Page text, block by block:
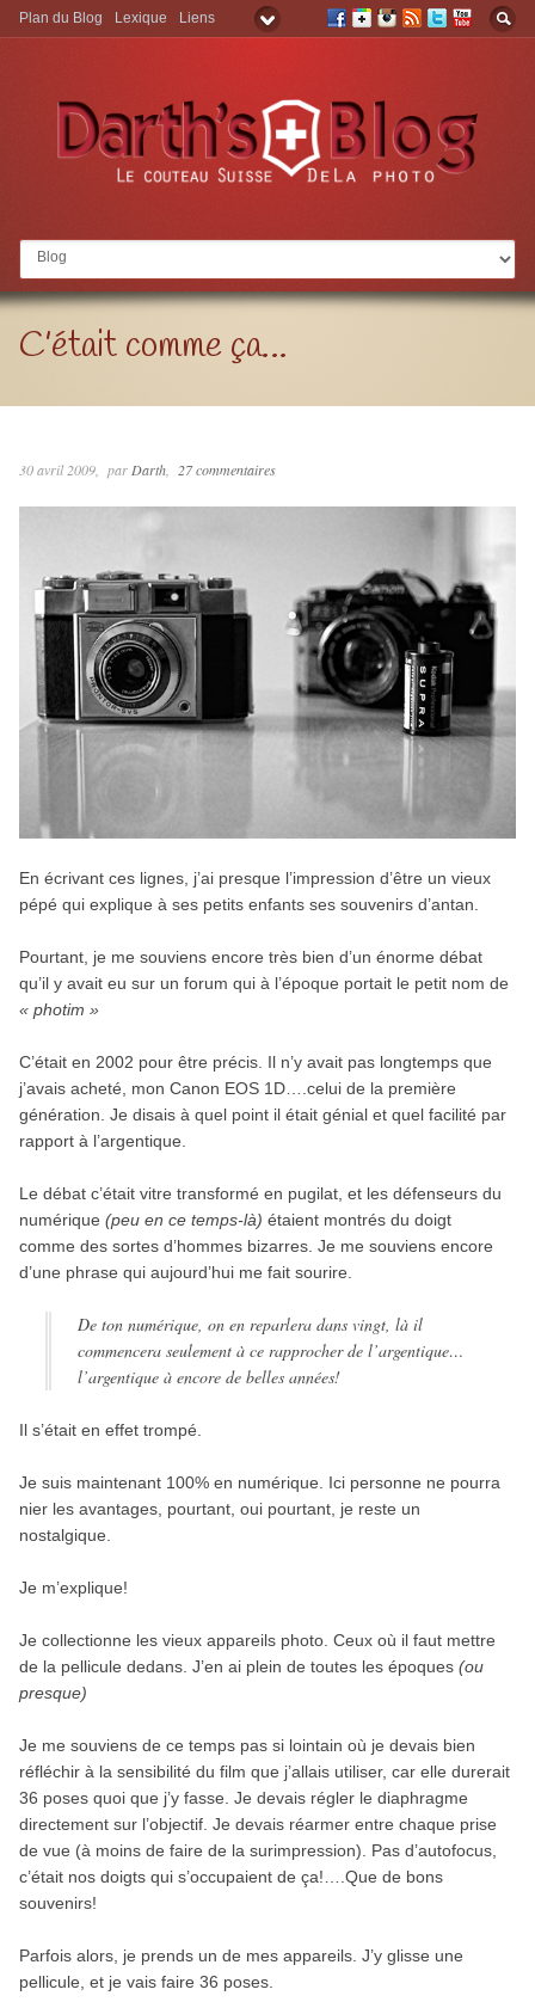
Aller à:
Plan du Blog Lexique Liens
C’était comme ça…
30 avril 2009 parDarth 27 commentaires
En écrivant ces lignes, j’ai presque l’impression d’être un vieux
pépé qui explique à ses petits enfants ses souvenirs d’antan.
Pourtant, je me souviens encore très bien d’un énorme débat
qu’il y avait eu sur un forum qui à l’époque portait le petit nom de
« photim »
C’était en 2002 pour être précis. Il n’y avait pas longtemps que
j’avais acheté, mon Canon EOS 1D….celui de la première
génération. Je disais à quel point il était génial et quel facilité par
rapport à l’argentique.
Le débat c’était vitre transformé en pugilat, et les défenseurs du
numérique (peu en ce temps-là) étaient montrés du doigt
comme des sortes d’hommes bizarres. Je me souviens encore
d’une phrase qui aujourd’hui me fait sourire.
De ton numérique, on en reparlera dans vingt, là il
commencera seulement à ce rapprocher de l’argentique…
l’argentique à encore de belles années!
Il s’était en effet trompé.
Je suis maintenant 100% en numérique. Ici personne ne pourra
nier les avantages, pourtant, oui pourtant, je reste un
nostalgique.
Je m’explique!
Je collectionne les vieux appareils photo. Ceux où il faut mettre
de la pellicule dedans. J’en ai plein de toutes les époques (ou
presque)
Je me souviens de ce temps pas si lointain où je devais bien
réfléchir à la sensibilité du film que j’allais utiliser, car elle durerait
36 poses quoi que j’y fasse. Je devais régler le diaphragme
directement sur l’objectif. Je devais réarmer entre chaque prise
de vue (à moins de faire de la surimpression). Pas d’autofocus,
c’était nos doigts qui s’occupaient de ça!….Que de bons
souvenirs!
Parfois alors, je prends un de mes appareils. J’y glisse une
pellicule, et je vais faire 36 poses.